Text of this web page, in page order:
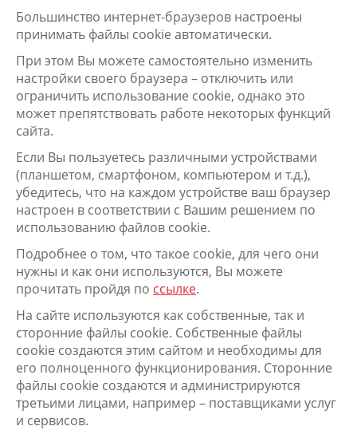
Большинство интернет-браузеров настроены
принимать файлы cookie автоматически.
При этом Вы можете самостоятельно изменить
настройки своего браузера – отключить или
ограничить использование cookie, однако это
может препятствовать работе некоторых функций
сайта.
Если Вы пользуетесь различными устройствами
(планшетом, смартфоном, компьютером и т.д.),
убедитесь, что на каждом устройстве ваш браузер
настроен в соответствии с Вашим решением по
использованию файлов cookie.
Подробнее о том, что такое cookie, для чего они
нужны и как они используются, Вы можете
прочитать пройдя по ссылке.
На сайте используются как собственные, так и
сторонние файлы cookie. Собственные файлы
cookie создаются этим сайтом и необходимы для
его полноценного функционирования. Сторонние
файлы cookie создаются и администрируются
третьими лицами, например – поставщиками услуг
и сервисов.